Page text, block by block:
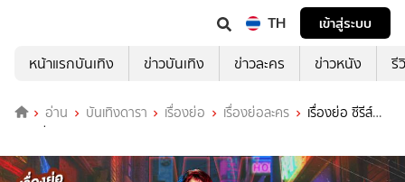
TH
เข้าสู่ระบบ
หน้าแรกบันเทิง
ข่าวบันเทิง ข่าวละคร ข่าวหนัง รี
อ่าน บันเทิงดารา เรื่องย่อ เรื่องย่อละคร
เรื่องย่อ ซีรีส์
เกาหลี My Name